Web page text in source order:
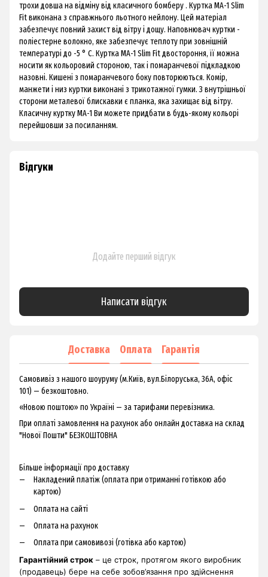
трохи довша на відміну від класичного бомберу . Куртка МА-1 Slim
Fit виконана з справжнього льотного нейлону. Цей матеріал
забезпечує повний захист від вітру і дощу. Наповнювач куртки -
поліестерне волокно, яке забезпечує теплоту при зовнішній
температурі до -5 ° С. Куртка МА-1 Slim Fit двостороння, її можна
носити як кольоровий стороною, так і помаранчевої підкладкою
назовні. Кишені з помаранчевого боку повторюються. Комір,
манжети і низ куртки виконані з трикотажної гумки. З внутрішньої
сторони металевої блискавки є планка, яка захищає від вітру.
Класичну куртку МА-1 Ви можете придбати в будь-якому кольорі
перейшовши за посиланням.
Відгуки
Додайте перший відгук
Написати відгук
Доставка Оплата Гарантія
Самовивіз з нашого шоуруму (м.Київ, вул.Білоруська, 36А, офіс
101) — безкоштовно.
«Новою поштою» по Україні — за тарифами перевізника.
При оплаті замовлення на рахунок або онлайн доставка на склад
"Нової Пошти" БЕЗКОШТОВНА
Більше інформації про доставку
Накладений платіж (оплата при отриманні готівкою або
картою)
Оплата на сайті
Оплата на рахунок
Оплата при самовивозі (готівка або картою)
Гарантійний строк – це строк, протягом якого виробник
(продавець) бере на себе зобов’язання про здійснення